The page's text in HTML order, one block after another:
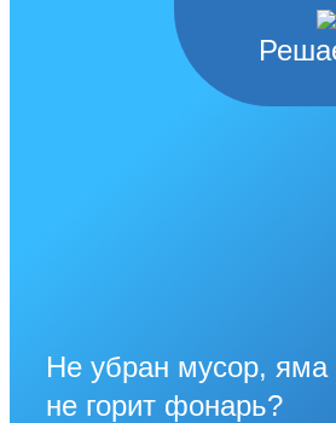
Не убран мусор, яма
не горит фонарь?